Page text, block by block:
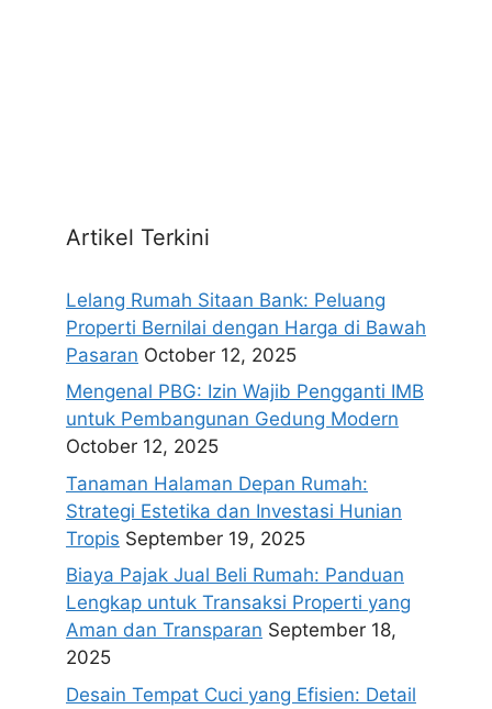
Artikel Terkini
Lelang Rumah Sitaan Bank: Peluang
Properti Bernilai dengan Harga di Bawah
Pasaran October 12, 2025
Mengenal PBG: Izin Wajib Pengganti IMB
untuk Pembangunan Gedung Modern
October 12, 2025
Tanaman Halaman Depan Rumah:
Strategi Estetika dan Investasi Hunian
Tropis September 19, 2025
Biaya Pajak Jual Beli Rumah: Panduan
Lengkap untuk Transaksi Properti yang
Aman dan Transparan September 18,
2025
Desain Tempat Cuci yang Efisien: Detail